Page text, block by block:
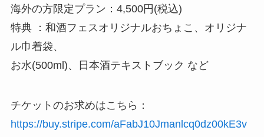
海外の方限定プラン：4,500円(税込)
特典 ：和酒フェスオリジナルおちょこ、オリジナ
ル巾着袋、
お水(500ml)、日本酒テキストブック など
チケットのお求めはこちら：
https://buy.stripe.com/aFabJ10Jmanlcq0dz00kE3v